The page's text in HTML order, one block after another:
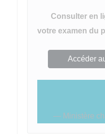
Consulter en
votre examen du
Accéder
Ministère